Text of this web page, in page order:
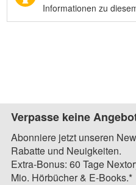
Informationen zu
Verpasse keine
Abonniere jetzt unseren
Rabatte und Neuigkeiten.
Extra-Bonus: 60 Tage
Mio. Hörbücher & E-Books.*